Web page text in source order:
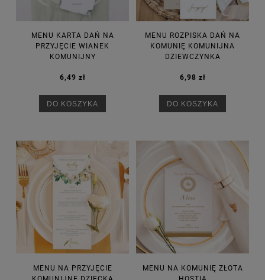
MENU KARTA DAŃ NA
PRZYJĘCIE WIANEK
KOMUNIJNY
6,49 zł
DO KOSZYKA
MENU ROZPISKA DAŃ NA
KOMUNIĘ KOMUNIJNA
DZIEWCZYNKA
6,98 zł
DO KOSZYKA
MENU NA PRZYJĘCIE
MENU NA KOMUNIĘ ZŁOTA